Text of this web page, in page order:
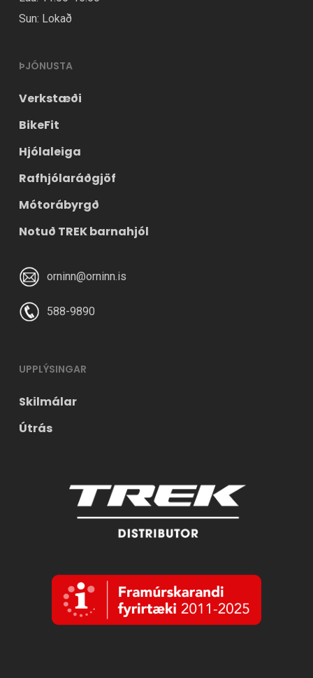
Sun: Lokað
ÞJÓNUSTA
Verkstæði
BikeFit
Hjólaleiga
Rafhjólaráðgjöf
Mótorábyrgð
Notuð TREK barnahjól
orninn@orninn.is
588-9890
UPPLÝSINGAR
Skilmálar
Útrás